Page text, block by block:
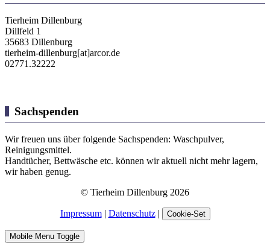
Tierheim Dillenburg
Dillfeld 1
35683 Dillenburg
tierheim-dillenburg[at]arcor.de
02771.32222
Sachspenden
Wir freuen uns über folgende Sachspenden: Waschpulver,
Reinigungsmittel.
Handtücher, Bettwäsche etc. können wir aktuell nicht mehr lagern,
wir haben genug.
© Tierheim Dillenburg 2026
Impressum| Datenschutz| Cookie-Set
Mobile Menu Toggle